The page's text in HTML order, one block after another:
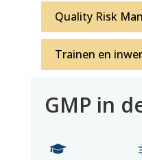
Quality Risk
Trainen en
GMP in